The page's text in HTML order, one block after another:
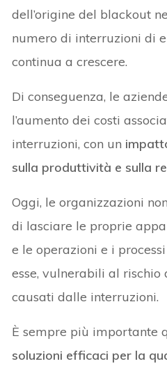
dell’origine del blackout
numero di interruzioni di
continua a crescere.
Di conseguenza, le
l’aumento dei costi
interruzioni, con un
sulla produttività e sulla
Oggi, le organizzazioni
di lasciare le proprie
e le operazioni e i
esse, vulnerabili al
causati dalle interruzioni.
È sempre più importante
soluzioni efficaci per la